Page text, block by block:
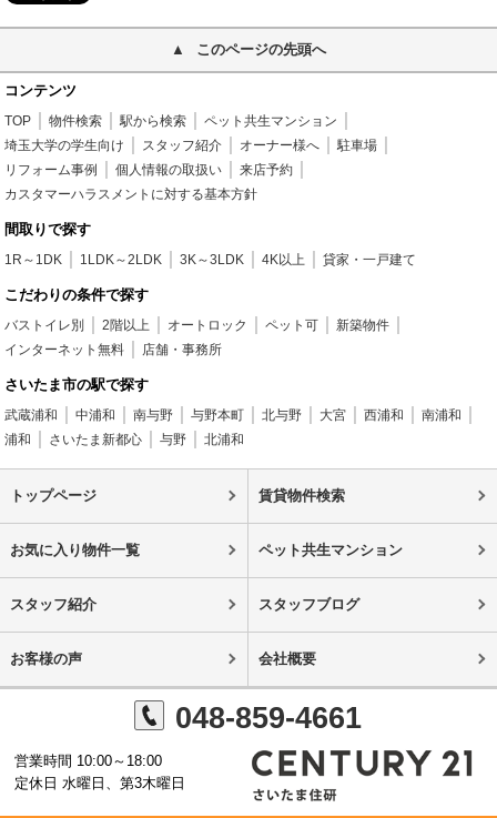
このページの先頭へ
コンテンツ
TOP 物件検索 駅から検索
ペット共生マンション
埼玉大学の学生向け
スタッフ紹介 オーナー様へ
駐車場
リフォーム事例
個人情報の取扱い
来店予約
カスタマーハラスメントに対する基本方針
間取りで探す
1R～1DK 1LDK～2LDK 3K～3LDK 4K以上 貸家・一戸建て
こだわりの条件で探す
バストイレ別 2階以上 オートロック ペット可
新築物件
インターネット無料
店舗・事務所
さいたま市の駅で探す
武蔵浦和 中浦和 南与野 与野本町 北与野 大宮 西浦和
南浦和
浦和
さいたま新都心 与野 北浦和
トップページ 賃貸物件検索
お気に入り物件一覧 ペット共生マンション
スタッフ紹介 スタッフブログ
お客様の声 会社概要
048-859-4661
営業時間 10:00～18:00
定休日 水曜日、第3木曜日